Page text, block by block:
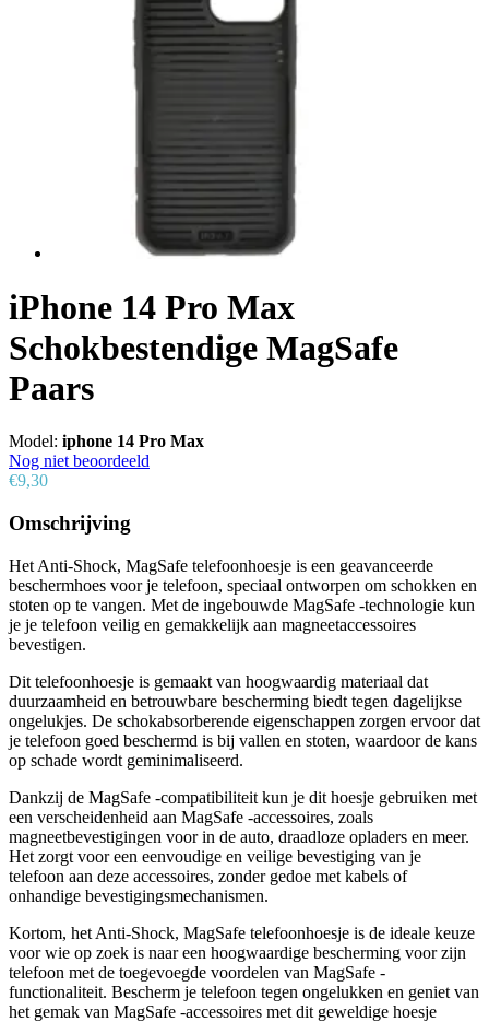
iPhone 14 Pro Max
Schokbestendige MagSafe
Paars
Model: iphone 14 Pro Max
Nog niet beoordeeld
€9,30
Omschrijving
Het Anti-Shock, MagSafe telefoonhoesje is een geavanceerde
beschermhoes voor je telefoon, speciaal ontworpen om schokken en
stoten op te vangen. Met de ingebouwde MagSafe -technologie kun
je je telefoon veilig en gemakkelijk aan magneetaccessoires
bevestigen.
Dit telefoonhoesje is gemaakt van hoogwaardig materiaal dat
duurzaamheid en betrouwbare bescherming biedt tegen dagelijkse
ongelukjes. De schokabsorberende eigenschappen zorgen ervoor dat
je telefoon goed beschermd is bij vallen en stoten, waardoor de kans
op schade wordt geminimaliseerd.
Dankzij de MagSafe -compatibiliteit kun je dit hoesje gebruiken met
een verscheidenheid aan MagSafe -accessoires, zoals
magneetbevestigingen voor in de auto, draadloze opladers en meer.
Het zorgt voor een eenvoudige en veilige bevestiging van je
telefoon aan deze accessoires, zonder gedoe met kabels of
onhandige bevestigingsmechanismen.
Kortom, het Anti-Shock, MagSafe telefoonhoesje is de ideale keuze
voor wie op zoek is naar een hoogwaardige bescherming voor zijn
telefoon met de toegevoegde voordelen van MagSafe -
functionaliteit. Bescherm je telefoon tegen ongelukken en geniet van
het gemak van MagSafe -accessoires met dit geweldige hoesje